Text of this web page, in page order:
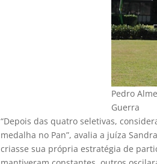
Pedro
Guerra
“Depois das quatro seletivas,
medalha no Pan”, avalia a juíza
criasse sua própria estratégia de